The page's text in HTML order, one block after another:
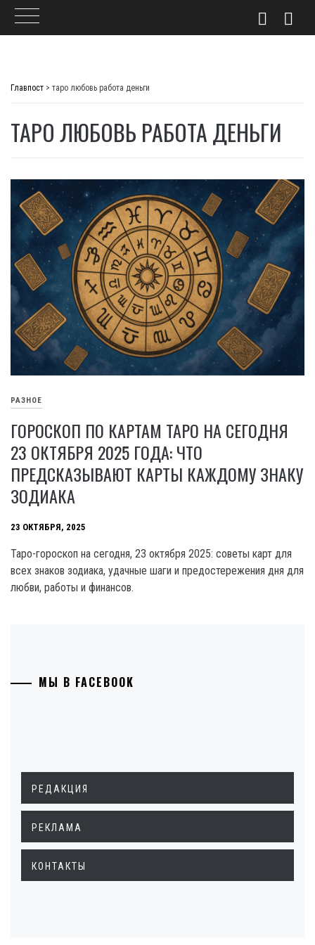
Главпост > таро любовь работа деньги
ТАРО ЛЮБОВЬ РАБОТА ДЕНЬГИ
РАЗНОЕ
ГОРОСКОП ПО КАРТАМ ТАРО НА СЕГОДНЯ
23 ОКТЯБРЯ 2025 ГОДА: ЧТО
ПРЕДСКАЗЫВАЮТ КАРТЫ КАЖДОМУ ЗНАКУ
ЗОДИАКА
23 ОКТЯБРЯ, 2025
Таро-гороскоп на сегодня, 23 октября 2025: советы карт для
всех знаков зодиака, удачные шаги и предостережения дня для
любви, работы и финансов.
МЫ В FACEBOOK
РЕДАКЦИЯ
РЕКЛАМА
КОНТАКТЫ